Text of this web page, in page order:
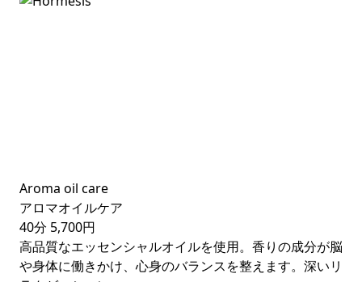
Aroma oil care
アロマオイルケア
40分 5,700円
高品質なエッセンシャルオイルを使用。香りの成分が脳
や身体に働きかけ、心身のバランスを整えます。深いリ